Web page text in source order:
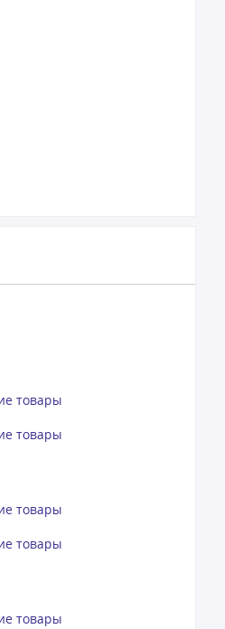
товары
товары
товары
товары
товары